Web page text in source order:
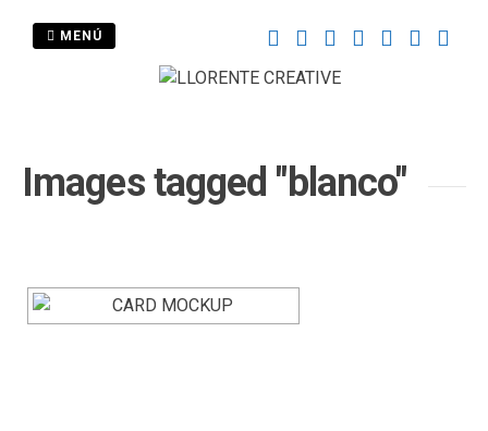
MENÚ
Images tagged "blanco"